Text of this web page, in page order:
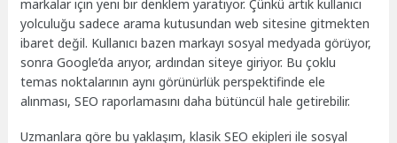
markalar için yeni bir denklem yaratıyor. Çünkü artık kullanıcı
yolculuğu sadece arama kutusundan web sitesine gitmekten
ibaret değil. Kullanıcı bazen markayı sosyal medyada görüyor,
sonra Google’da arıyor, ardından siteye giriyor. Bu çoklu
temas noktalarının aynı görünürlük perspektifinde ele
alınması, SEO raporlamasını daha bütüncül hale getirebilir.
Uzmanlara göre bu yaklaşım, klasik SEO ekipleri ile sosyal